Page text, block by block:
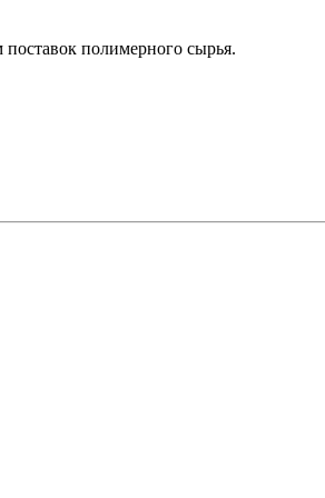
полимерного сырья.